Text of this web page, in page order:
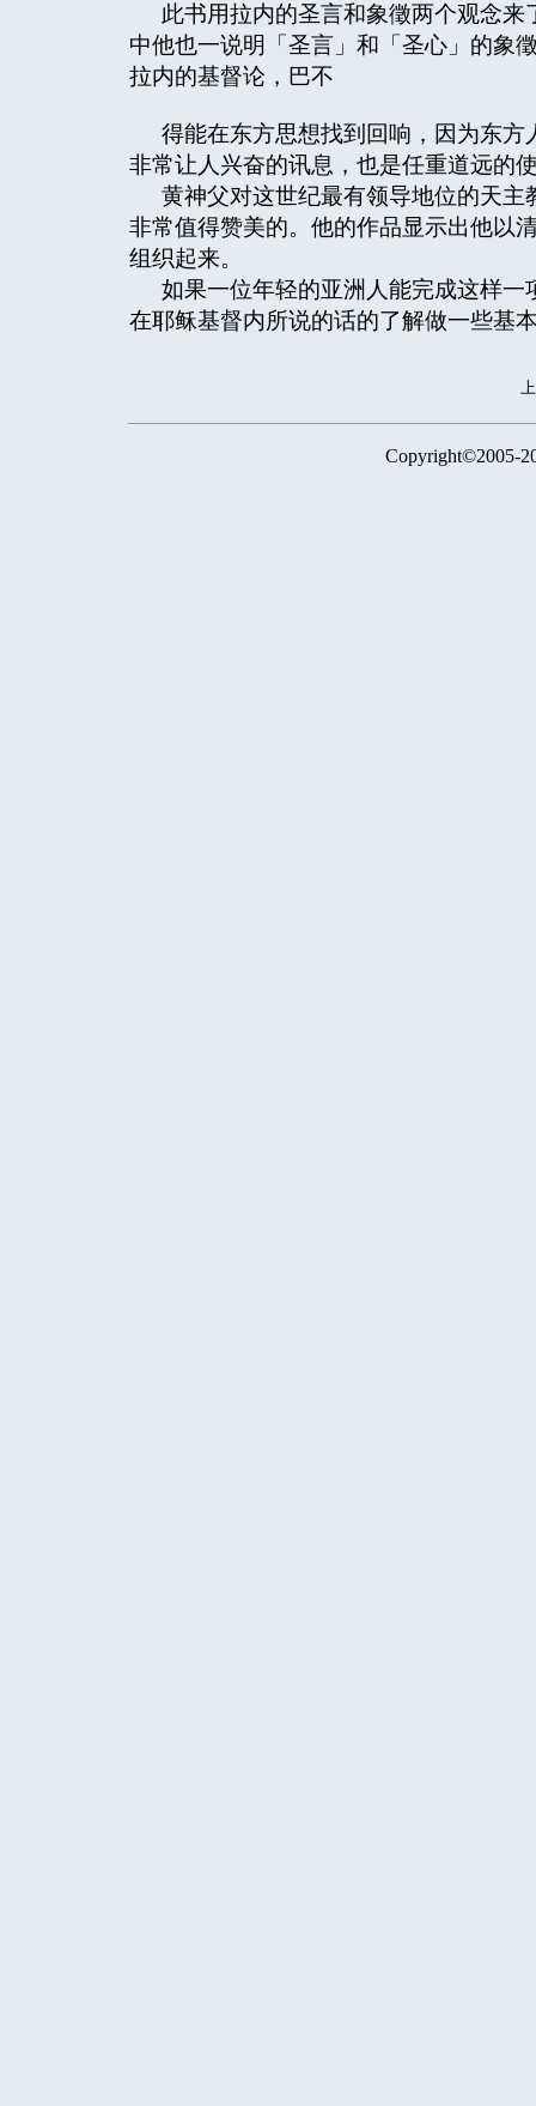
此书用拉内的圣言和象徵两个观念
中他也一说明「圣言」和「圣心」的象
拉内的基督论，巴不
得能在东方思想找到回响，因为东
非常让人兴奋的讯息，也是任重道远的
黄神父对这世纪最有领导地位的天
非常值得赞美的。他的作品显示出他以
组织起来。
如果一位年轻的亚洲人能完成这样
在耶稣基督内所说的话的了解做一些基
Copyright©2005-